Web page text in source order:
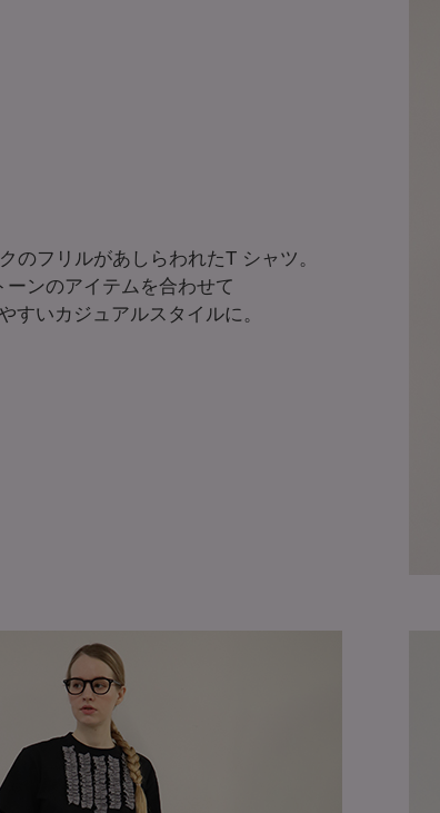
のフリルがあしらわれたT シャツ。
ーンのアイテムを合わせて
すいカジュアルスタイルに。